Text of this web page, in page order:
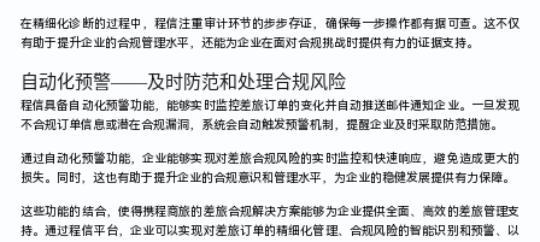
在精细化诊断的过程中，程信注重审计环节的步步存证，确保每一步操作都有据可查。这不仅
有助于提升企业的合规管理水平，还能为企业在面对合规挑战时提供有力的证据支持。
自动化预警——及时防范和处理合规风险
程信具备自动化预警功能，能够实时监控差旅订单的变化并自动推送邮件通知企业。一旦发现
不合规订单信息或潜在合规漏洞，系统会自动触发预警机制，提醒企业及时采取防范措施。
通过自动化预警功能，企业能够实现对差旅合规风险的实时监控和快速响应，避免造成更大的
损失。同时，这也有助于提升企业的合规意识和管理水平，为企业的稳健发展提供有力保障。
这些功能的结合，使得携程商旅的差旅合规解决方案能够为企业提供全面、高效的差旅管理支
持。通过程信平台，企业可以实现对差旅订单的精细化管理、合规风险的智能识别和预警、以